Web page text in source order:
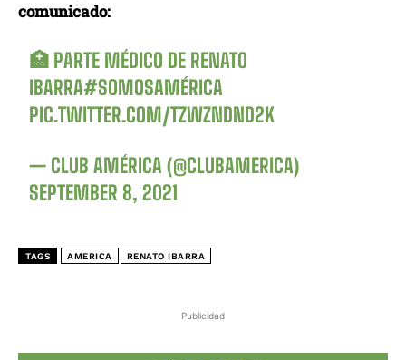
Publicidad
comunicado:
🏥 PARTE MÉDICO DE RENATO
IBARRA#SOMOSAMÉRICA
PIC.TWITTER.COM/TZWZNDND2K
— CLUB AMÉRICA (@CLUBAMERICA)
SEPTEMBER 8, 2021
TAGS AMERICA RENATO IBARRA